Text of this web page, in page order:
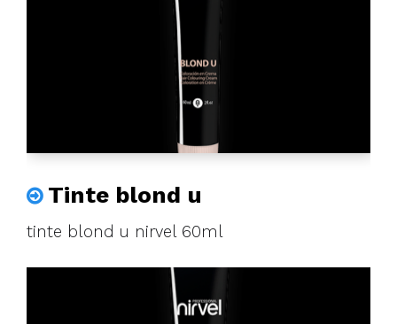
Tinte blond u
tinte blond u nirvel 60ml